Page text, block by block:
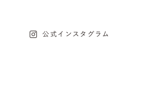
公式インスタグラム